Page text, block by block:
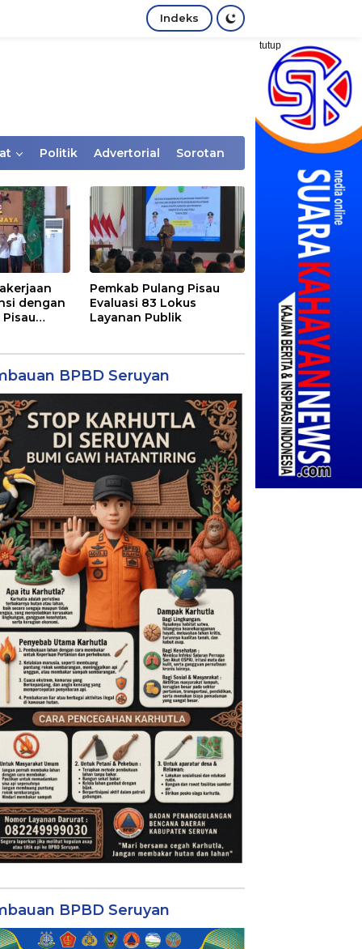
Indeks
tutup
Politik Advertorial Sorotan
dengan
Pemkab Pulang Pisau
Evaluasi 83 Lokus
Layanan Publik
BPBD Seruyan
BPBD Seruyan